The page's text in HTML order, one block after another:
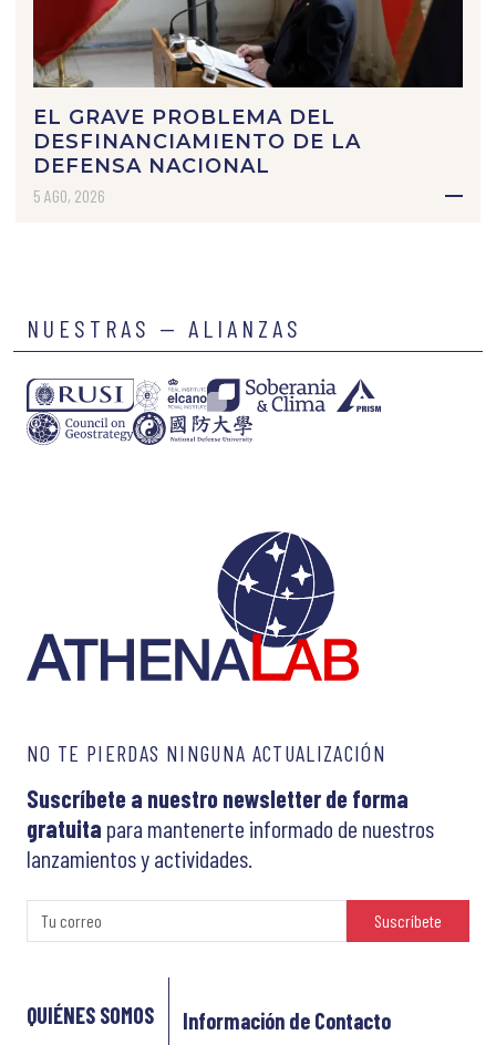
EL GRAVE PROBLEMA DEL
DESFINANCIAMIENTO DE LA
DEFENSA NACIONAL
5 AGO, 2026
NUESTRAS — ALIANZAS
NO TE PIERDAS NINGUNA ACTUALIZACIÓN
Suscríbete a nuestro newsletter de forma
gratuita para mantenerte informado de nuestros
lanzamientos y actividades.
Suscríbete
QUIÉNES SOMOS Información de Contacto